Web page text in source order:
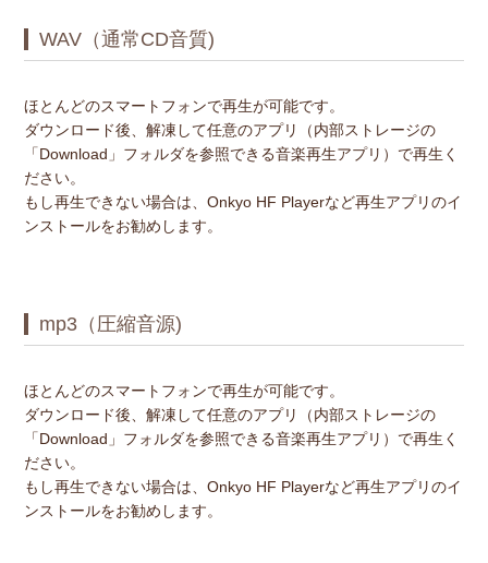
WAV（通常CD音質)
ほとんどのスマートフォンで再生が可能です。
ダウンロード後、解凍して任意のアプリ（内部ストレージの
「Download」フォルダを参照できる音楽再生アプリ）で再生く
ださい。
もし再生できない場合は、Onkyo HF Playerなど再生アプリのイ
ンストールをお勧めします。
mp3（圧縮音源)
ほとんどのスマートフォンで再生が可能です。
ダウンロード後、解凍して任意のアプリ（内部ストレージの
「Download」フォルダを参照できる音楽再生アプリ）で再生く
ださい。
もし再生できない場合は、Onkyo HF Playerなど再生アプリのイ
ンストールをお勧めします。